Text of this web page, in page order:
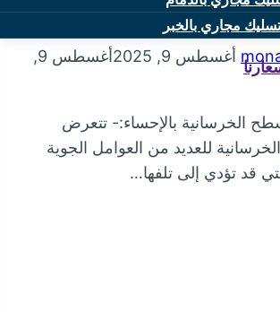
مجاري بالخبر
الخرسانية بالإحساء
أغسطس 9, 2025
أغسطس 9,
الخرسانية بالإحساء:- تتعرض
للعديد من العوامل الجوية
قد تؤدي إلى تلفها…